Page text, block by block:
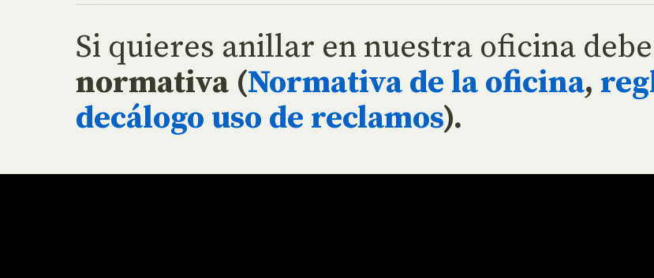
Si quieres anillar en nuestra oficina
normativa (Normativa de la oficina,
decálogo uso de reclamos).